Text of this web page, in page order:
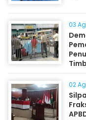
03
02